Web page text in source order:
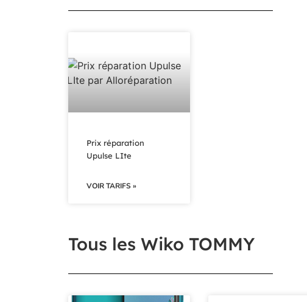
Prix réparation
Upulse LIte
VOIR TARIFS »
Tous les Wiko TOMMY